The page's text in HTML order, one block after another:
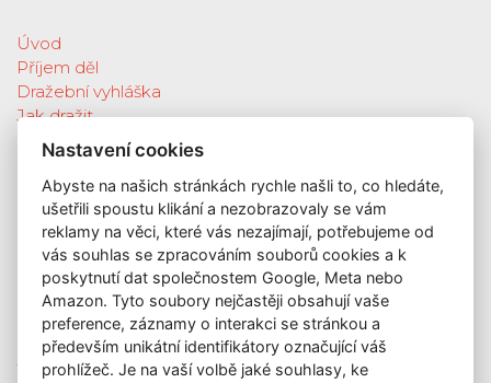
Úvod
Příjem děl
Dražební vyhláška
Jak dražit
Galerie
Katalog vydražených děl
O nás
GDPR
Kontakt
KONTAKT
GALERIE LAZARSKÁ
Lazarská 7
110 00 Praha 1
Nastavení cookies
Abyste na našich stránkách rychle našli to, co hledáte,
ušetřili spoustu klikání a nezobrazovaly se vám
reklamy na věci, které vás nezajímají, potřebujeme od
vás souhlas se zpracováním souborů cookies a k
poskytnutí dat společnostem Google, Meta nebo
Amazon. Tyto soubory nejčastěji obsahují vaše
preference, záznamy o interakci se stránkou a
především unikátní identifikátory označující váš
prohlížeč. Je na vaší volbě jaké souhlasy, ke